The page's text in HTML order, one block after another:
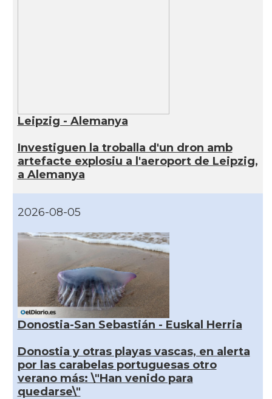
Leipzig - Alemanya
Investiguen la troballa d'un dron amb
artefacte explosiu a l'aeroport de Leipzig,
a Alemanya
2026-08-05
Donostia-San Sebastián - Euskal Herria
Donostia y otras playas vascas, en alerta
por las carabelas portuguesas otro
verano más: \"Han venido para
quedarse\"